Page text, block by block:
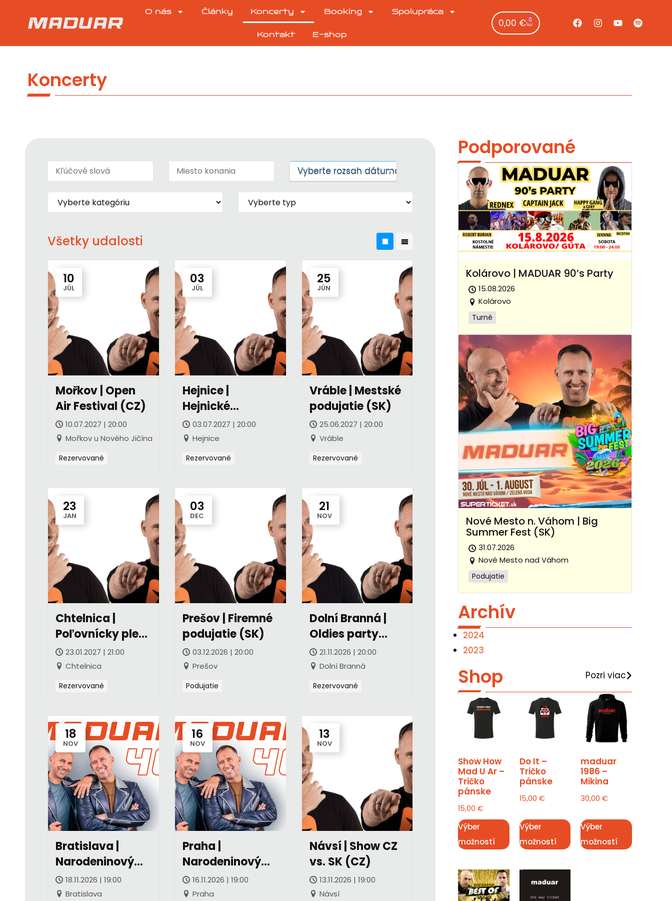
O nás Články Koncerty Booking Spolupráca
Kontakt E-shop
0,00 € 0
Koncerty
Vyberte rozsah dátumov
Všetky udalosti
10
JÚL
Mořkov | Open
Air Festival (CZ)
10.07.2027 | 20:00
Mořkov u Nového Jičína
Rezervované
03
JÚL
Hejnice |
Hejnické
slavnosti (CZ)
03.07.2027 | 20:00
Hejnice
Rezervované
25
JÚN
Vráble | Mestské
podujatie (SK)
25.06.2027 | 20:00
Vráble
Rezervované
23
JAN
Chtelnica |
Poľovnícky ples
(SK)
23.01.2027 | 21:00
Chtelnica
Rezervované
03
DEC
Prešov | Firemné
podujatie (SK)
03.12.2026 | 20:00
Prešov
Podujatie
21
NOV
Dolní Branná |
Oldies party
(CZ)
21.11.2026 | 20:00
Dolní Branná
Rezervované
18
NOV
Bratislava |
Narodeninový
galakoncert v
Pyramíde (SK)
18.11.2026 | 19:00
Bratislava
16
NOV
Praha |
Narodeninový
galakoncert v
Lucerne (CZ)
16.11.2026 | 19:00
Praha
13
NOV
Návsí | Show CZ
vs. SK (CZ)
13.11.2026 | 19:00
Návsí
Podporované
Kolárovo | MADUAR 90’s Party
15.08.2026
Kolárovo
Turné
Nové Mesto n. Váhom | Big
Summer Fest (SK)
31.07.2026
Nové Mesto nad Váhom
Podujatie
Archív
2024
2023
Shop Pozri viac
Show How
Mad U Ar –
Tričko
pánske
15,00€
Výber
možností
Do It –
Tričko
pánske
15,00 €
Výber
možností
maduar
1986 –
Mikina
30,00€
Výber
možností